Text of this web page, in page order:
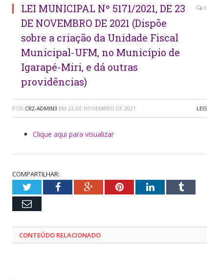
LEI MUNICIPAL Nº 5171/2021, DE 23
DE NOVEMBRO DE 2021 (Dispõe
sobre a criação da Unidade Fiscal
Municipal-UFM, no Município de
Igarapé-Miri, e dá outras
providências)
0
POR CR2-ADMIN3 EM 23 DE NOVEMBRO DE 2021 LEIS
Clique aqui para visualizar
COMPARTILHAR:
TwitterFacebookGoogle+PinterestLinkedInTumblr
Email
CONTEÚDO RELACIONADO